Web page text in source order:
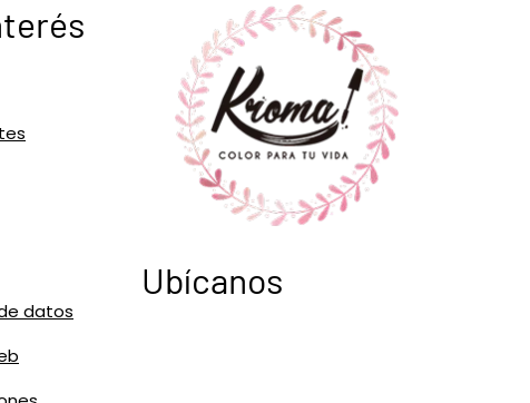
datos
Ubícanos